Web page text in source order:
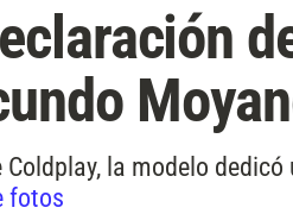
la modelo
fotos